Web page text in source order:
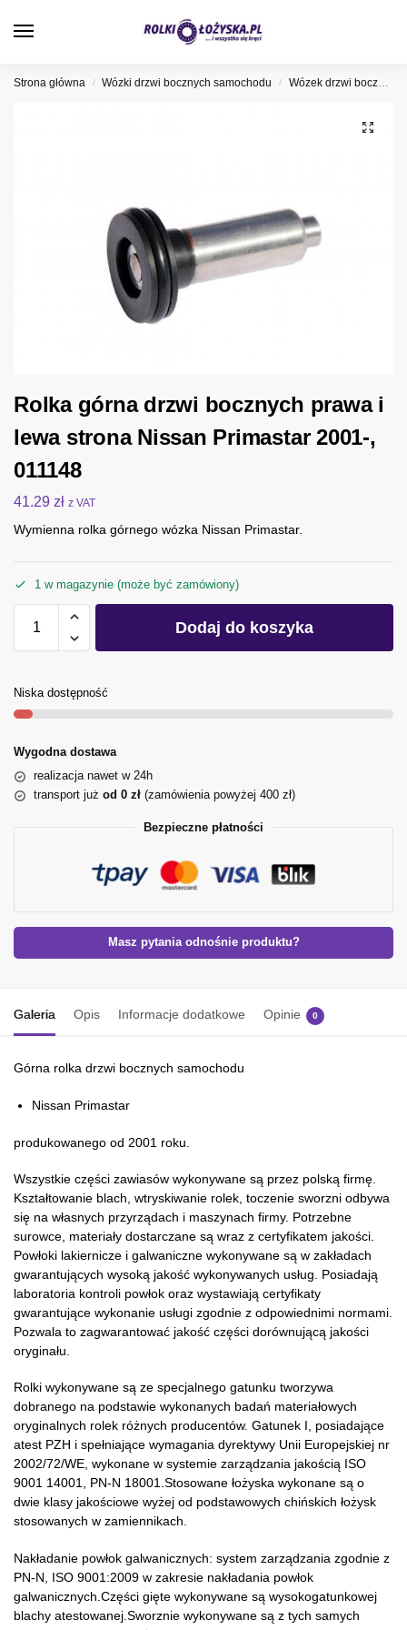
Strona główna / Wózki drzwi bocznych samochodu / Wózek drzwi bocznych Nissan
Rolka górna drzwi bocznych prawa i
lewa strona Nissan Primastar 2001-,
011148
41.29 zł z VAT
Wymienna rolka górnego wózka Nissan Primastar.
1 w magazynie (może być zamówiony)
Dodaj do koszyka
Niska dostępność
Wygodna dostawa
realizacja nawet w 24h
transport już od 0 zł (zamówienia powyżej 400 zł)
Bezpieczne płatności
Masz pytania odnośnie produktu?
Galeria Opis Informacje dodatkowe Opinie 0
Górna rolka drzwi bocznych samochodu
Nissan Primastar
produkowanego od 2001 roku.
Wszystkie części zawiasów wykonywane są przez polską firmę.
Kształtowanie blach, wtryskiwanie rolek, toczenie sworzni odbywa
się na własnych przyrządach i maszynach firmy. Potrzebne
surowce, materiały dostarczane są wraz z certyfikatem jakości.
Powłoki lakiernicze i galwaniczne wykonywane są w zakładach
gwarantujących wysoką jakość wykonywanych usług. Posiadają
laboratoria kontroli powłok oraz wystawiają certyfikaty
gwarantujące wykonanie usługi zgodnie z odpowiednimi normami.
Pozwala to zagwarantować jakość części dorównującą jakości
oryginału.
Rolki wykonywane są ze specjalnego gatunku tworzywa
dobranego na podstawie wykonanych badań materiałowych
oryginalnych rolek różnych producentów. Gatunek I, posiadające
atest PZH i spełniające wymagania dyrektywy Unii Europejskiej nr
2002/72/WE, wykonane w systemie zarządzania jakością ISO
9001 14001, PN-N 18001.Stosowane łożyska wykonane są o
dwie klasy jakościowe wyżej od podstawowych chińskich łożysk
stosowanych w zamiennikach.
Nakładanie powłok galwanicznych: system zarządzania zgodnie z
PN-N, ISO 9001:2009 w zakresie nakładania powłok
galwanicznych.Części gięte wykonywane są wysokogatunkowej
blachy atestowanej.Sworznie wykonywane są z tych samych